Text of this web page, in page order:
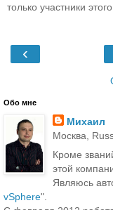
только участники этого
‹
Обо мне
Михаил
Москва,
Кроме
этой
Являюсь
vSphere".